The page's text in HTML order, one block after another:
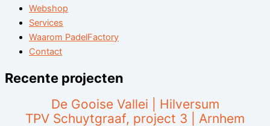
Webshop
Services
Waarom PadelFactory
Contact
Recente projecten
De Gooise Vallei | Hilversum
TPV Schuytgraaf, project 3 | Arnhem